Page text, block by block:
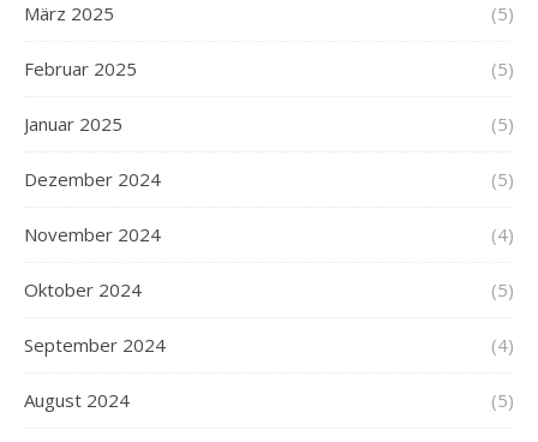
März 2025 (5)
Februar 2025 (5)
Januar 2025 (5)
Dezember 2024 (5)
November 2024 (4)
Oktober 2024 (5)
September 2024 (4)
August 2024 (5)